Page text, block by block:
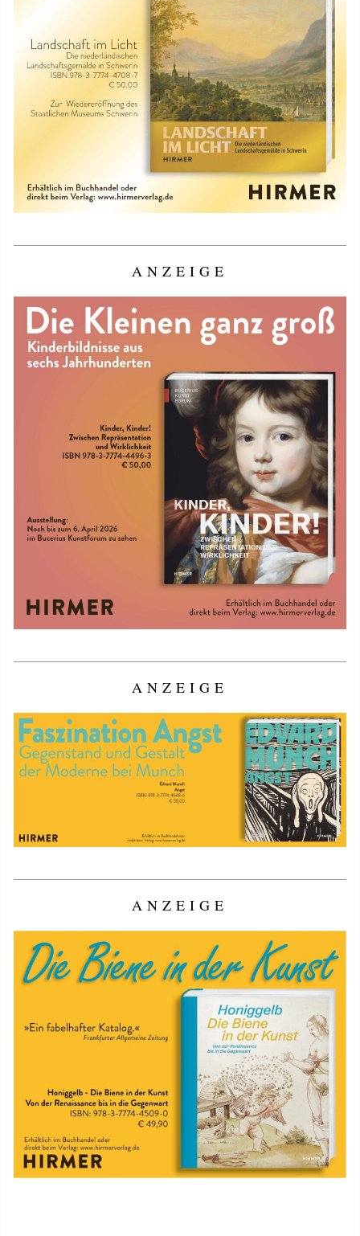
ANZEIGE
ANZEIGE
ANZEIGE